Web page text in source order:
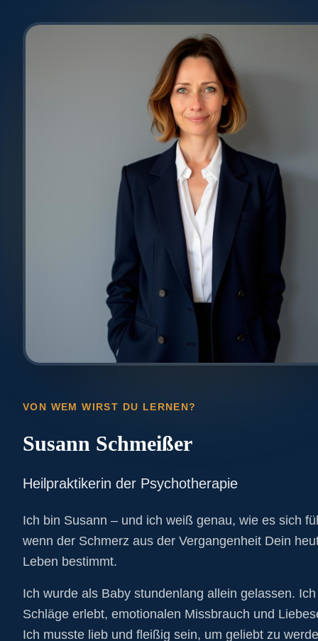
VON WEM WIRST DU LERNEN?
Susann Schmeißer
Heilpraktikerin der Psychotherapie
Ich bin Susann – und ich weiß genau, wie es sich
wenn der Schmerz aus der Vergangenheit Dein
Leben bestimmt.
Ich wurde als Baby stundenlang allein gelassen.
Schläge erlebt, emotionalen Missbrauch und
Ich musste lieb und fleißig sein, um geliebt zu